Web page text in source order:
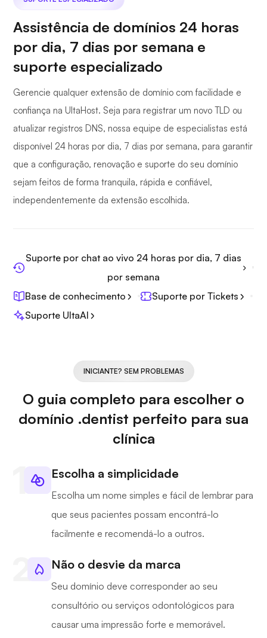
Assistência de domínios 24 horas
por dia, 7 dias por semana e
suporte especializado
Gerencie qualquer extensão de domínio com facilidade e
confiança na UltaHost. Seja para registrar um novo TLD ou
atualizar registros DNS, nossa equipe de especialistas está
disponível 24 horas por dia, 7 dias por semana, para garantir
que a configuração, renovação e suporte do seu domínio
sejam feitos de forma tranquila, rápida e confiável,
independentemente da extensão escolhida.
Suporte por chat ao vivo 24 horas por dia, 7 dias
por semana
Base de conhecimento
Suporte por Tickets
Suporte UltaAI
INICIANTE? SEM PROBLEMAS
O guia completo para escolher o
domínio .dentist perfeito para sua
clínica
Escolha a simplicidade
Escolha um nome simples e fácil de lembrar para
que seus pacientes possam encontrá-lo
facilmente e recomendá-lo a outros.
Não o desvie da marca
Seu domínio deve corresponder ao seu
consultório ou serviços odontológicos para
causar uma impressão forte e memorável.